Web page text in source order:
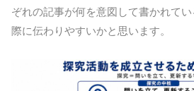
ぞれの記事が何を意図して書かれて
際に伝わりやすいかと思います。